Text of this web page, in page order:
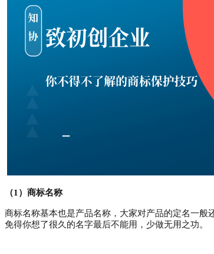
（1）商标名称
商标名称基本也是产品名称，大家对产品的定名一般
免得你想了很久的名字最后不能用，少做无用之功。